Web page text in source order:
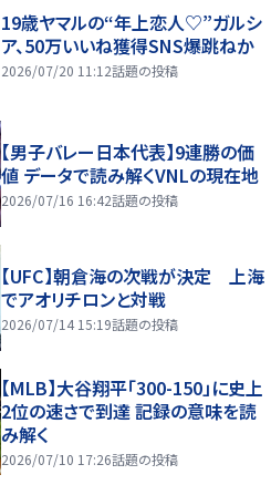
19歳ヤマルの“年上恋人♡”ガルシ
ア、50万いいね獲得SNS爆跳ねか
2026/07/20 11:12話題の投稿
【男子バレー日本代表】9連勝の価
値 データで読み解くVNLの現在地
2026/07/16 16:42話題の投稿
【UFC】朝倉海の次戦が決定 上海
でアオリチロンと対戦
2026/07/14 15:19話題の投稿
【MLB】大谷翔平「300-150」に史上
2位の速さで到達 記録の意味を読
み解く
2026/07/10 17:26話題の投稿